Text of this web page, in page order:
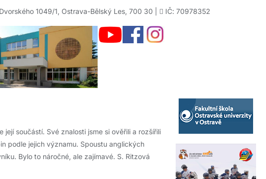
1049/1, Ostrava-Bělský Les, 700 30 | IČ: 70978352
součástí. Své znalosti jsme si ověřili a rozšířili
podle jejich významu. Spoustu anglických
Bylo to náročné, ale zajímavé. S. Ritzová